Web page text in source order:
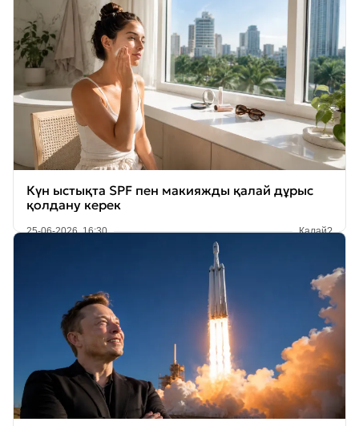
Күн ыстықта SPF пен макияжды қалай дұрыс
қолдану керек
25-06-2026, 16:30 Қалай?